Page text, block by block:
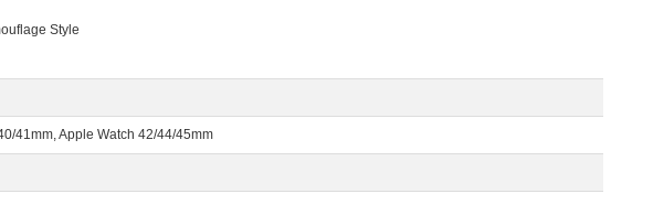
Style
41mm, Apple Watch 42/44/45mm